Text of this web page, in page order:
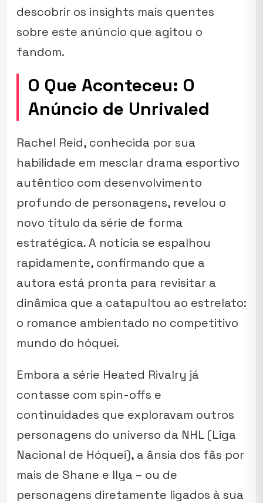
descobrir os insights mais quentes
sobre este anúncio que agitou o
fandom.
O Que Aconteceu: O
Anúncio de Unrivaled
Rachel Reid, conhecida por sua
habilidade em mesclar drama esportivo
autêntico com desenvolvimento
profundo de personagens, revelou o
novo título da série de forma
estratégica. A notícia se espalhou
rapidamente, confirmando que a
autora está pronta para revisitar a
dinâmica que a catapultou ao estrelato:
o romance ambientado no competitivo
mundo do hóquei.
Embora a série Heated Rivalry já
contasse com spin-offs e
continuidades que exploravam outros
personagens do universo da NHL (Liga
Nacional de Hóquei), a ânsia dos fãs por
mais de Shane e Ilya – ou de
personagens diretamente ligados à sua